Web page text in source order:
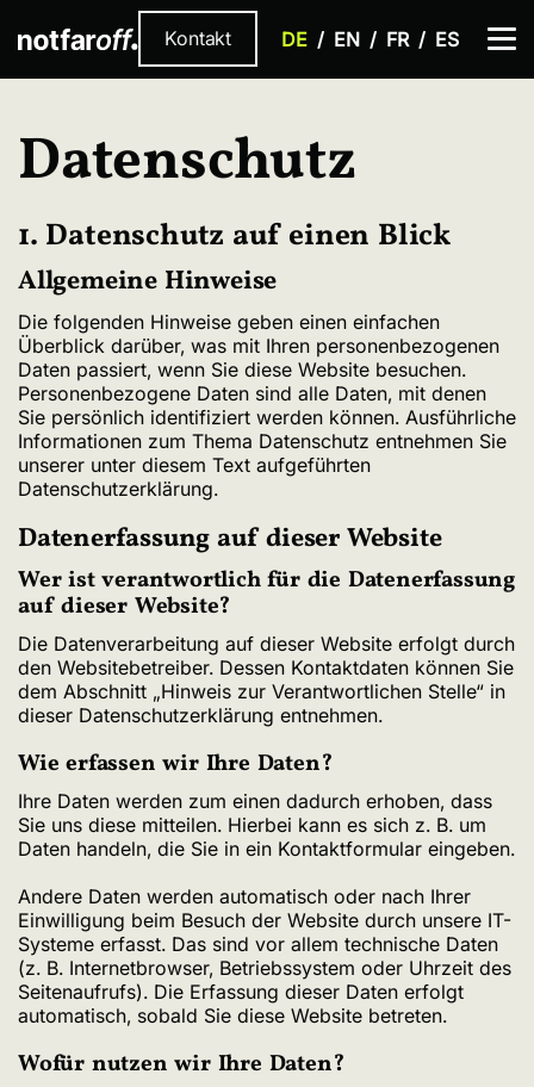
Kontakt DE EN FR ES
Datenschutz
1. Datenschutz auf einen Blick
Allgemeine Hinweise
Die folgenden Hinweise geben einen einfachen
Überblick darüber, was mit Ihren personenbezogenen
Daten passiert, wenn Sie diese Website besuchen.
Personenbezogene Daten sind alle Daten, mit denen
Sie persönlich identifiziert werden können. Ausführliche
Informationen zum Thema Datenschutz entnehmen Sie
unserer unter diesem Text aufgeführten
Datenschutzerklärung.
Datenerfassung auf dieser Website
Wer ist verantwortlich für die Datenerfassung
auf dieser Website?
Die Datenverarbeitung auf dieser Website erfolgt durch
den Websitebetreiber. Dessen Kontaktdaten können Sie
dem Abschnitt „Hinweis zur Verantwortlichen Stelle“ in
dieser Datenschutzerklärung entnehmen.
Wie erfassen wir Ihre Daten?
Ihre Daten werden zum einen dadurch erhoben, dass
Sie uns diese mitteilen. Hierbei kann es sich z. B. um
Daten handeln, die Sie in ein Kontaktformular eingeben.
Andere Daten werden automatisch oder nach Ihrer
Einwilligung beim Besuch der Website durch unsere IT-
Systeme erfasst. Das sind vor allem technische Daten
(z. B. Internetbrowser, Betriebssystem oder Uhrzeit des
Seitenaufrufs). Die Erfassung dieser Daten erfolgt
automatisch, sobald Sie diese Website betreten.
Wofür nutzen wir Ihre Daten?